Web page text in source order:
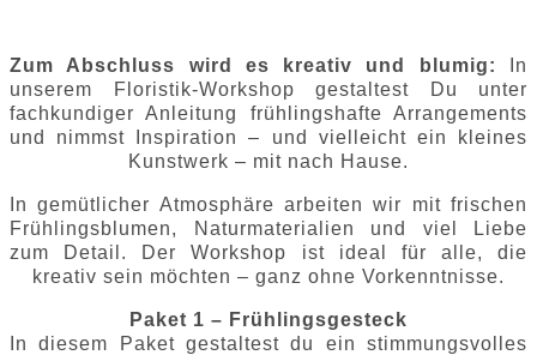
Zum Abschluss wird es kreativ und blumig:
In
unserem Floristik-Workshop gestaltest Du unter
fachkundiger Anleitung frühlingshafte Arrangements
und nimmst Inspiration – und vielleicht ein kleines
Kunstwerk – mit nach Hause.
In gemütlicher Atmosphäre arbeiten wir mit frischen
Frühlingsblumen, Naturmaterialien und viel Liebe
zum Detail. Der Workshop ist ideal für alle, die
kreativ sein möchten – ganz ohne Vorkenntnisse.
Paket 1 – Frühlingsgesteck
In diesem Paket gestaltest du ein stimmungsvolles